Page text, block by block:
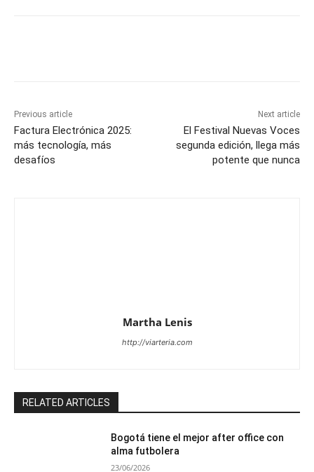
Previous article
Factura Electrónica 2025:
más tecnología, más
desafíos
Next article
El Festival Nuevas Voces
segunda edición, llega más
potente que nunca
Martha Lenis
http://viarteria.com
RELATED ARTICLES
Bogotá tiene el mejor after office con
alma futbolera
23/06/2026